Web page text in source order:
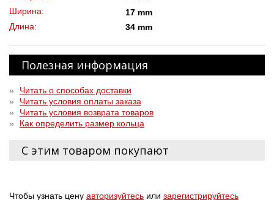
Ширина:
17 mm
Длина:
34 mm
Полезная информация
»
Читать о способах доставки
»
Читать условия оплаты заказа
»
Читать условия возврата товаров
»
Как определить размер кольца
С этим товаром покупают
Чтобы узнать цену авторизуйтесь или зарегистрируйтесь